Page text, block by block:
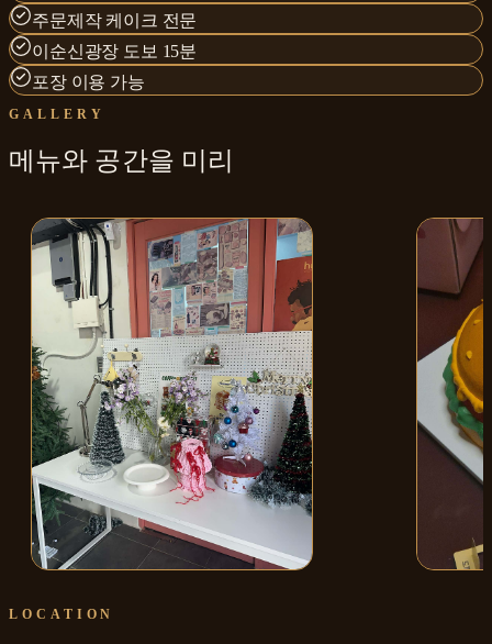
주문제작 케이크 전문
이순신광장 도보 15분
포장 이용 가능
GALLERY
메뉴와 공간을 미리
LOCATION